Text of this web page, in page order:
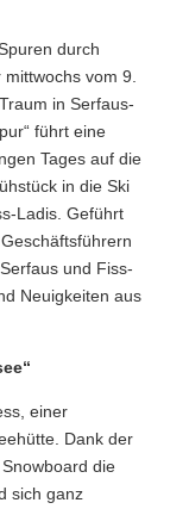
durch
vom 9.
in Serfaus-
führt eine
Tages auf die
in die Ski
Ladis. Geführt
und Fiss-
Neuigkeiten aus
einer
Dank der
die
sich ganz